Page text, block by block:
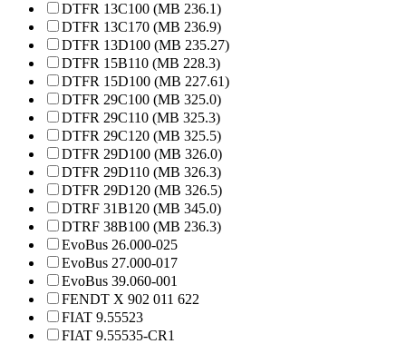
DTFR 13C100 (MB 236.1)
DTFR 13C170 (MB 236.9)
DTFR 13D100 (MB 235.27)
DTFR 15B110 (MB 228.3)
DTFR 15D100 (MB 227.61)
DTFR 29C100 (MB 325.0)
DTFR 29C110 (MB 325.3)
DTFR 29C120 (MB 325.5)
DTFR 29D100 (MB 326.0)
DTFR 29D110 (MB 326.3)
DTFR 29D120 (MB 326.5)
DTRF 31B120 (MB 345.0)
DTRF 38B100 (MB 236.3)
EvoBus 26.000-025
EvoBus 27.000-017
EvoBus 39.060-001
FENDT X 902 011 622
FIAT 9.55523
FIAT 9.55535-CR1